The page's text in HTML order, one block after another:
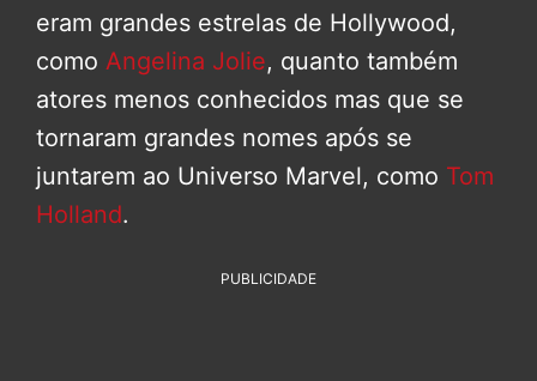
eram grandes estrelas de Hollywood,
como Angelina Jolie, quanto também
atores menos conhecidos mas que se
tornaram grandes nomes após se
juntarem ao Universo Marvel, como Tom
Holland.
PUBLICIDADE